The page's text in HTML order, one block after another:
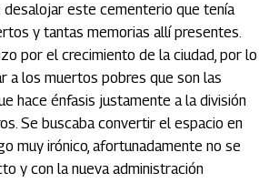
desalojar este cementerio que tenía
y tantas memorias allí presentes.
por el crecimiento de la ciudad, por lo
a los muertos pobres que son las
hace énfasis justamente a la división
Se buscaba convertir el espacio en
muy irónico, afortunadamente no se
y con la nueva administración